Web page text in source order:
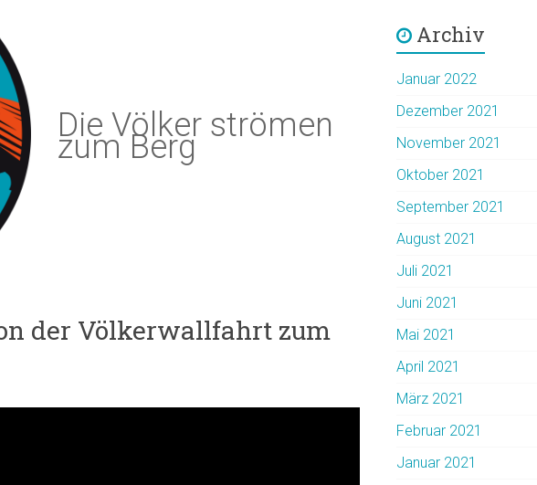
Die Völker strömen
zum Berg
der Völkerwallfahrt zum
Archiv
Januar 2022
Dezember 2021
November 2021
Oktober 2021
September 2021
August 2021
Juli 2021
Juni 2021
Mai 2021
April 2021
März 2021
Februar 2021
Januar 2021